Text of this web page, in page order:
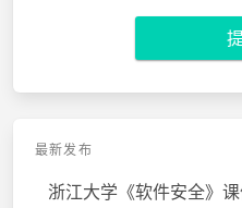
最新发布
浙江大学《软件安全》